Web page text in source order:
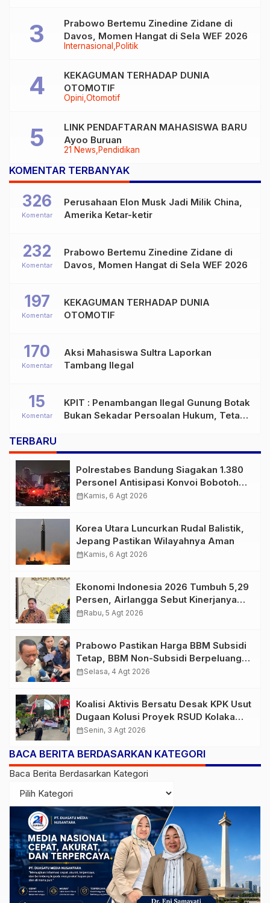
Internasional Politik
Prabowo Bertemu Zinedine Zidane di
Davos, Momen Hangat di Sela WEF 2026
Opini Otomotif
KEKAGUMAN TERHADAP DUNIA
OTOMOTIF
21 News Pendidikan
LINK PENDAFTARAN MAHASISWA BARU
Ayoo Buruan
KOMENTAR TERBANYAK
Perusahaan Elon Musk Jadi Milik China,
Amerika Ketar-ketir
326
Komentar
Prabowo Bertemu Zinedine Zidane di
Davos, Momen Hangat di Sela WEF 2026
232
Komentar
KEKAGUMAN TERHADAP DUNIA
OTOMOTIF
197
Komentar
Aksi Mahasiswa Sultra Laporkan
Tambang Ilegal
170
Komentar
KPIT : Penambangan Ilegal Gunung Botak
Bukan Sekadar Persoalan Hukum, Tetapi
15
Komentar
TERBARU
Polrestabes Bandung Siagakan 1.380
Personel Antisipasi Konvoi Bobotoh
Usai Final Piala Presiden
calendar_monthKamis, 6 Agt 2026
Korea Utara Luncurkan Rudal Balistik,
Jepang Pastikan Wilayahnya Aman
calendar_monthKamis, 6 Agt 2026
Ekonomi Indonesia 2026 Tumbuh 5,29
Persen, Airlangga Sebut Kinerjanya
Lampaui Rata-Rata Global
calendar_monthRabu, 5 Agt 2026
Prabowo Pastikan Harga BBM Subsidi
Tetap, BBM Non-Subsidi Berpeluang
Turun
calendar_monthSelasa, 4 Agt 2026
Koalisi Aktivis Bersatu Desak KPK Usut
Dugaan Kolusi Proyek RSUD Kolaka
Timur, Sejumlah Pejabat dan PT
Diperiksa
calendar_monthSenin, 3 Agt 2026
BACA BERITA BERDASARKAN KATEGORI
Baca Berita Berdasarkan Kategori